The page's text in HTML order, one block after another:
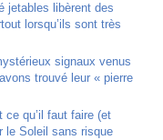
jetables libèrent des
lorsqu’ils sont très
signaux venus
trouvé leur « pierre
ce qu’il faut faire (et
le Soleil sans risque